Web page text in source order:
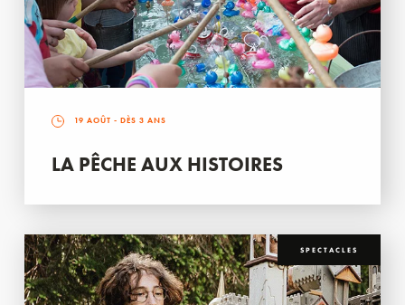
19 AOÛT - DÈS 3 ANS
LA PÊCHE AUX HISTOIRES
SPECTACLES